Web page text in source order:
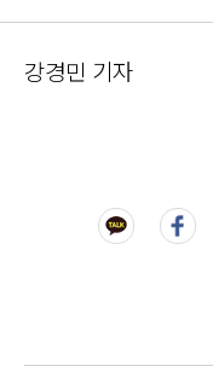
강경민 기자